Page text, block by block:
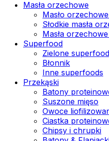
Masła orzechowe
Masło
Słodkie masła
Masła
Superfood
Zielone
Błonnik
Inne superfoods
Przekąski
Batony
Suszone mięso
Owoce
Ciastka
Chipsy i chrupki